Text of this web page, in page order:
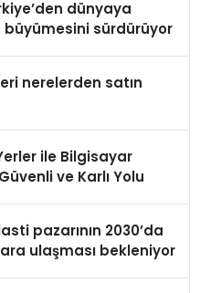
dünyaya
büyümesini sürdürüyor
nerelerden satın
ile Bilgisayar
ve Karlı Yolu
pazarının 2030’da
ulaşması bekleniyor